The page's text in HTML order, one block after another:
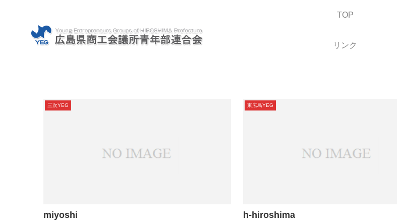
TOP
リンク
三次YEG
miyoshi
東広島YEG
h-hiroshima